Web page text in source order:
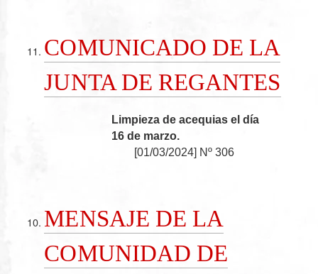
COMUNICADO DE LA
JUNTA DE REGANTES
Limpieza de acequias el día
16 de marzo.
[01/03/2024] Nº 306
MENSAJE DE LA
COMUNIDAD DE